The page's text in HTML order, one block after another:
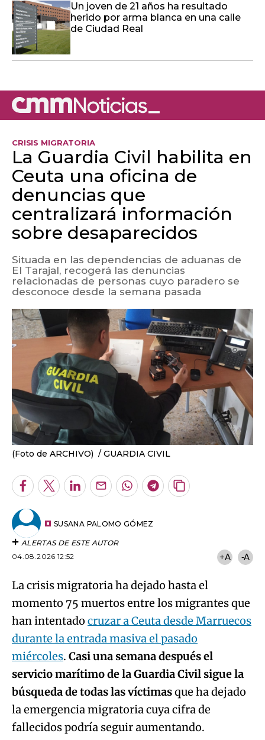
Un joven de 21 años ha resultado
herido por arma blanca en una calle
de Ciudad Real
CRISIS MIGRATORIA
La Guardia Civil habilita en
Ceuta una oficina de
denuncias que
centralizará información
sobre desaparecidos
Situada en las dependencias de aduanas de
El Tarajal, recogerá las denuncias
relacionadas de personas cuyo paradero se
desconoce desde la semana pasada
(Foto de ARCHIVO) GUARDIA CIVIL
Facebook
TwitterLinkedInEnviarWhatsapp
Telegram
Copiar
SUSANA PALOMO GÓMEZ
ALERTAS DE ESTE AUTOR
04.08.2026 12:52
+A -A
La crisis migratoria ha dejado hasta el
momento 75 muertos entre los migrantes que
han intentado cruzar a Ceuta desde Marruecos
durante la entrada masiva el pasado
miércoles. Casi una semana después el
servicio marítimo de la Guardia Civil sigue la
búsqueda de todas las víctimasque ha dejado
la emergencia migratoria cuya cifra de
fallecidos podría seguir aumentando.